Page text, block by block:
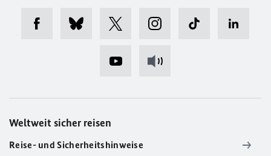
Weltweit sicher reisen
Reise- und Sicherheitshinweise